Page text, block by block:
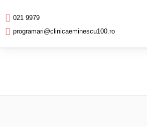
021 9979
programari@clinicaeminescu100.ro